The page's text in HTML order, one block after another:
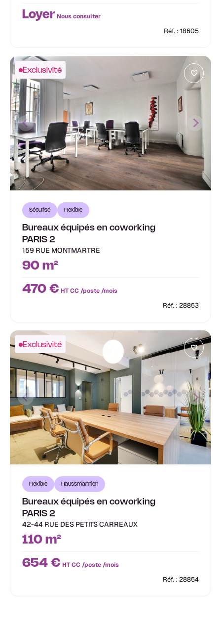
Loyer Nous consulter
Réf. : 18605
Exclusivité
Sécurisé Flexible
Bureaux équipés en coworking
PARIS 2
159 RUE MONTMARTRE
90 m²
470 € HT CC /poste /mois
Réf. : 28853
Exclusivité
Flexible Haussmannien
Bureaux équipés en coworking
PARIS 2
42-44 RUE DES PETITS CARREAUX
110 m²
654 € HT CC /poste /mois
Réf. : 28854